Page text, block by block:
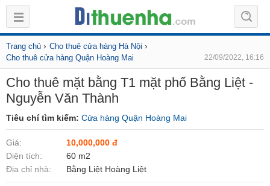
Trang chủ › Cho thuê cửa hàng Hà Nội ›
Cho thuê cửa hàng Quận Hoàng Mai 22/09/2022, 16:16
Cho thuê mặt bằng T1 mặt phố Bằng Liệt -
Nguyễn Văn Thành
Tiêu chí tìm kiếm: Cửa hàng Quận Hoàng Mai
Giá:
10,000,000 đ
Diện tích:
60 m2
Địa chỉ nhà:
Bằng Liệt Hoàng Liệt